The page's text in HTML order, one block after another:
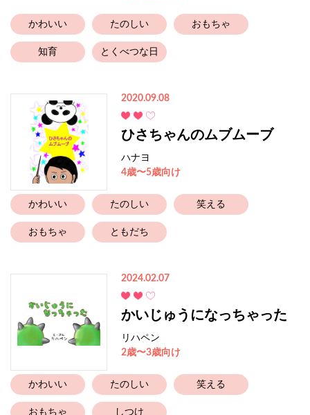
かわいい たのしい おもちゃ
知育 とくべつな日
2020.09.08
ひさちゃんのムブムーブ
ハナヨ
4歳〜5歳向け
かわいい たのしい 笑える
おもちゃ ともだち
2024.02.07
かいじゅうになっちゃった
リハペン
2歳〜3歳向け
かわいい たのしい 笑える
おもちゃ しつけ